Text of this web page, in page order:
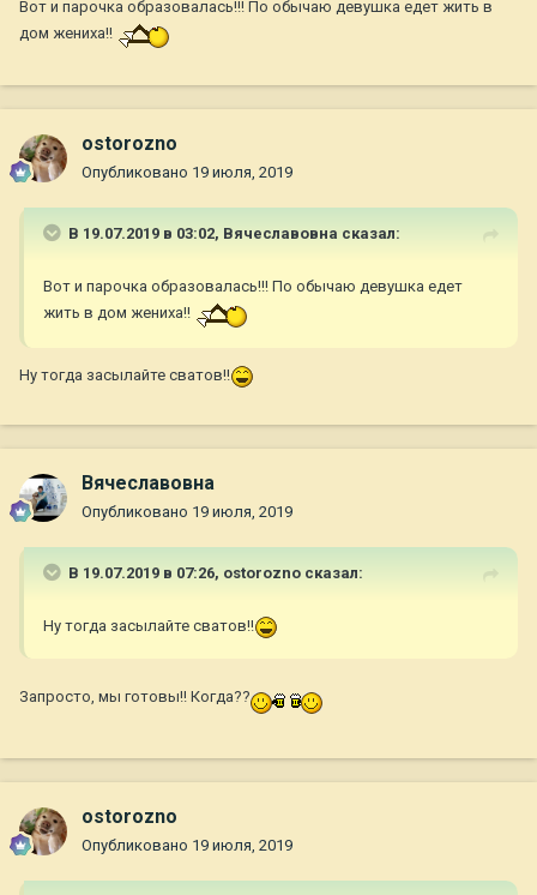
Вот и парочка образовалась!!! По обычаю девушка едет жить в
дом жениха!!
ostorozno
Опубликовано 19 июля, 2019
В 19.07.2019 в 03:02, Вячеславовна сказал:
Вот и парочка образовалась!!! По обычаю девушка едет
жить в дом жениха!!
Ну тогда засылайте сватов!!
Вячеславовна
Опубликовано 19 июля, 2019
В 19.07.2019 в 07:26, ostorozno сказал:
Ну тогда засылайте сватов!!
Запросто, мы готовы!! Когда??
ostorozno
Опубликовано 19 июля, 2019